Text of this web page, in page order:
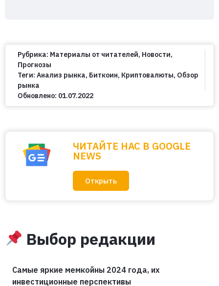
Рубрика: Материалы от читателей, Новости,
Прогнозы
Теги: Анализ рынка, Биткоин, Криптовалюты, Обзор
рынка
Обновлено: 01.07.2022
ЧИТАЙТЕ НАС В GOOGLE
NEWS
Открыть
Выбор редакции
Самые яркие мемкойны 2024 года, их
инвестиционные перспективы